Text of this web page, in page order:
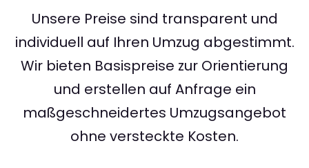
Unsere Preise sind transparent und
individuell auf Ihren Umzug abgestimmt.
Wir bieten Basispreise zur Orientierung
und erstellen auf Anfrage ein
maßgeschneidertes Umzugsangebot
ohne versteckte Kosten.